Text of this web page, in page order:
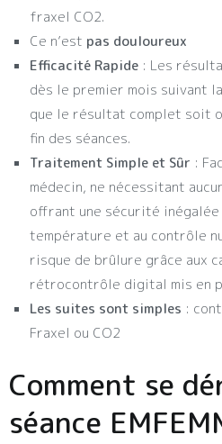
fraxel CO2.
Ce n’est pas douloureux
Efficacité Rapide : Les
dès le premier mois suivant
que le résultat complet soit
fin des séances.
Traitement Simple et Sûr :
médecin, ne nécessitant
offrant une sécurité
température et au contrôle
risque de brûlure grâce aux
rétrocontrôle digital mis en
Les suites sont simples :
Fraxel ou CO2
Comment se
séance